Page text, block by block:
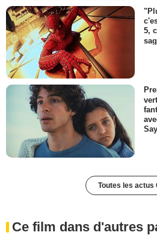
5,
Toutes les actus
Ce film dans d'autres